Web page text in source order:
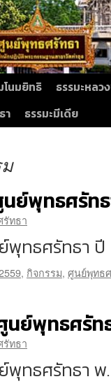
โนมยิทธิ
ธรรมะหลว
า
ธรรมะมีเดีย
ย์พุทธศรัท
ทธา
พุทธศรัทธา
, กิจกรรม, ศูนย์พุทธ
ย์พุทธศรัท
ทธา
ทธศรัทธา